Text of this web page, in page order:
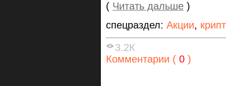
( Читать дальше )
спецраздел: Акции,
3.2К
Комментарии ( 0 )